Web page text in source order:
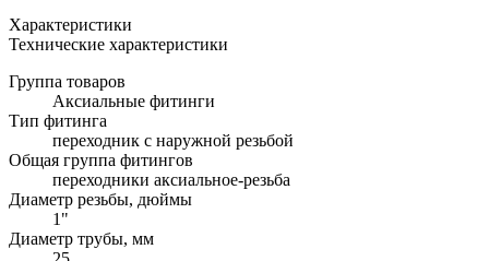
Характеристики
Технические характеристики
Группа товаров
Аксиальные фитинги
Тип фитинга
переходник с наружной резьбой
Общая группа фитингов
переходники аксиальное-резьба
Диаметр резьбы, дюймы
1"
Диаметр трубы, мм